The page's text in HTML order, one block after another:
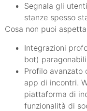
Segnala gli
stanze spesso
Cosa non puoi
Integrazioni
bot)
Profilo avanzato
app di incontri.
piattaforma di
funzionalità di